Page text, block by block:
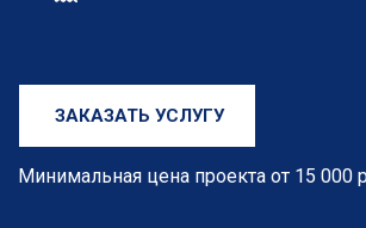
ЗАКАЗАТЬ УСЛУГУ
Минимальная цена проекта от 15 000